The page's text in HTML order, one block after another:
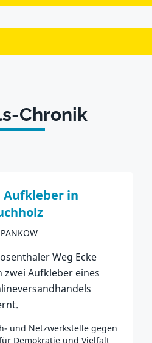
Chronik
Aufkleber in
Weg Ecke
Aufkleber eines
und Netzwerkstelle gegen
Demokratie und Vielfalt